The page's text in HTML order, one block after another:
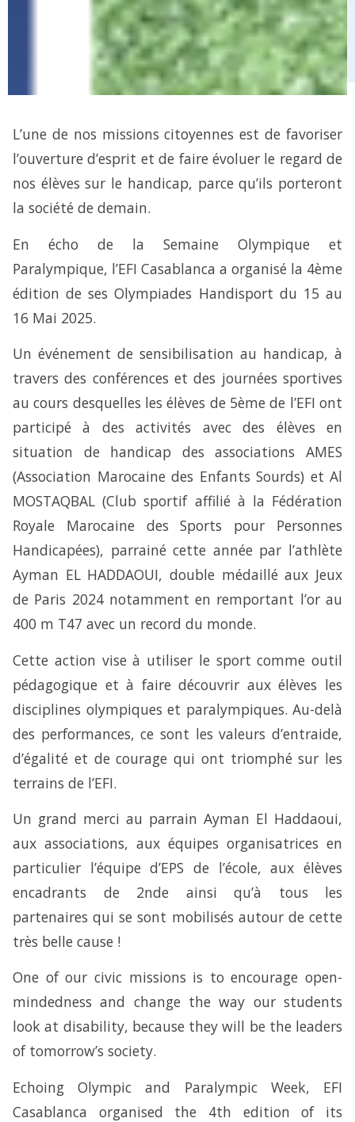
L’une de nos missions citoyennes est de favoriser
l’ouverture d’esprit et de faire évoluer le regard de
nos élèves sur le handicap, parce qu’ils porteront
la société de demain.
En écho de la Semaine Olympique et
Paralympique, l’EFI Casablanca a organisé la 4ème
édition de ses Olympiades Handisport du 15 au
16 Mai 2025.
Un événement de sensibilisation au handicap, à
travers des conférences et des journées sportives
au cours desquelles les élèves de 5ème de l’EFI ont
participéà des activités avec des élèves en
situation de handicap des associations AMES
(Association Marocaine des Enfants Sourds) et Al
MOSTAQBAL (Club sportif affilié à la Fédération
Royale Marocaine des Sports pour Personnes
Handicapées), parrainé cette année par l’athlète
Ayman EL HADDAOUI, double médaillé aux Jeux
de Paris 2024 notamment en remportant l’or au
400 m T47 avec un record du monde.
Cette action vise à utiliser le sport comme outil
pédagogique et à faire découvrir aux élèves les
disciplines olympiques et paralympiques. Au-delà
des performances, ce sont les valeurs d’entraide,
d’égalité et de courage qui ont triomphé sur les
terrains de l’EFI.
Un grand merci au parrain Ayman El Haddaoui,
aux associations, aux équipes organisatrices en
particulier l’équipe d’EPS de l’école, aux élèves
encadrants de 2nde ainsi qu’à tous les
partenaires qui se sont mobilisés autour de cette
très belle cause !
One of our civic missions is to encourage open-
mindedness and change the way our students
look at disability, because they will be the leaders
of tomorrow’s society.
Echoing Olympic and Paralympic Week, EFI
Casablanca organised the 4th edition of its